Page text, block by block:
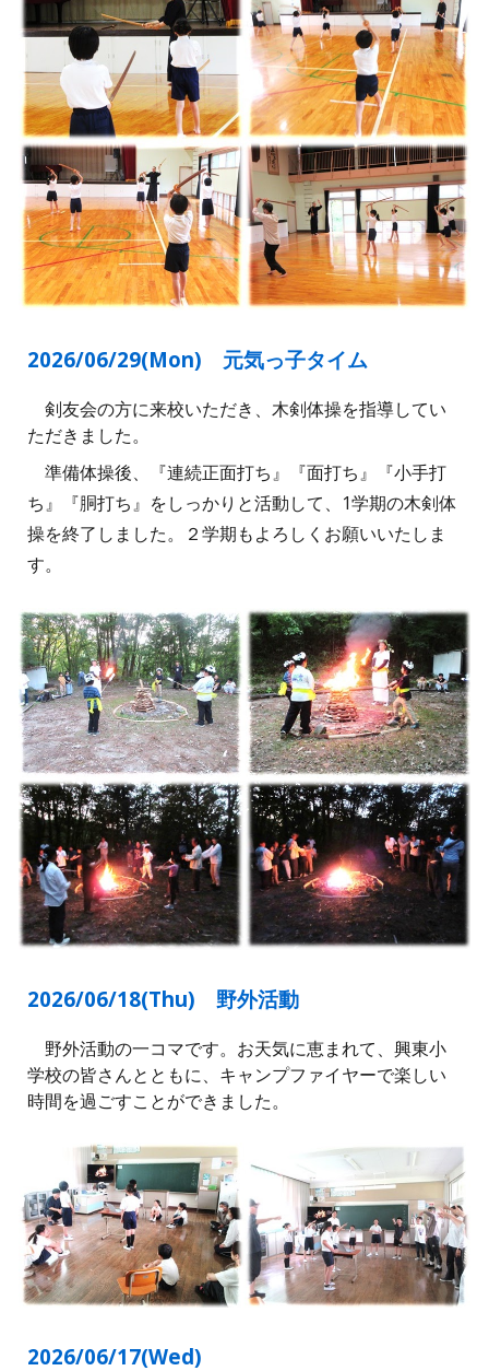
2026/06/29(Mon) 元気っ子タイム
剣友会の方に来校いただき、木剣体操を指導してい
ただきました。
準備体操後、『連続正面打ち』『面打ち』『小手打
ち』『胴打ち』をしっかりと活動して、1学期の木剣体
操を終了しました。２学期もよろしくお願いいたしま
す。
2026/06/18(Thu) 野外活動
野外活動の一コマです。お天気に恵まれて、興東小
学校の皆さんとともに、 キャンプファイヤーで楽しい
時間を過ごすことができました。
2026/06/17(Wed)